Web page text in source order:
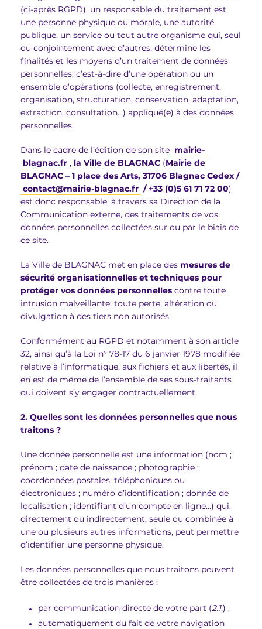
(ci-après RGPD), un responsable du traitement est
une personne physique ou morale, une autorité
publique, un service ou tout autre organisme qui, seul
ou conjointement avec d’autres, détermine les
finalités et les moyens d’un traitement de données
personnelles, c’est-à-dire d’une opération ou un
ensemble d’opérations (collecte, enregistrement,
organisation, structuration, conservation, adaptation,
extraction, consultation…) appliqué(e) à des données
personnelles.
Dans le cadre de l’édition de son site mairie-
blagnac.fr , la Ville de BLAGNAC (Mairie de
BLAGNAC – 1 place des Arts, 31706 Blagnac Cedex /
contact@mairie-blagnac.fr / +33 (0)5 61 71 72 00)
est donc responsable, à travers sa Direction de la
Communication externe, des traitements de vos
données personnelles collectées sur ou par le biais de
ce site.
La Ville de BLAGNAC met en place des mesures de
sécurité organisationnelles et techniques pour
protéger vos données personnelles contre toute
intrusion malveillante, toute perte, altération ou
divulgation à des tiers non autorisés.
Conformément au RGPD et notamment à son article
32, ainsi qu’à la Loi n° 78-17 du 6 janvier 1978 modifiée
relative à l’informatique, aux fichiers et aux libertés, il
en est de même de l’ensemble de ses sous-traitants
qui doivent s’y engager contractuellement.
2. Quelles sont les données personnelles que nous
traitons ?
Une donnée personnelle est une information (nom ;
prénom ; date de naissance ; photographie ;
coordonnées postales, téléphoniques ou
électroniques ; numéro d’identification ; donnée de
localisation ; identifiant d’un compte en ligne…) qui,
directement ou indirectement, seule ou combinée à
une ou plusieurs autres informations, peut permettre
d’identifier une personne physique.
Les données personnelles que nous traitons peuvent
être collectées de trois manières :
par communication directe de votre part (2.1.) ;
automatiquement du fait de votre navigation